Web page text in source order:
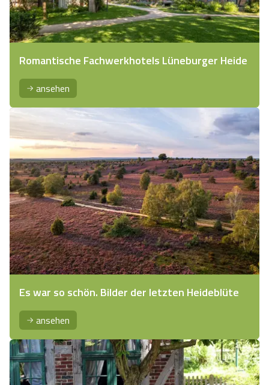
Romantische Fachwerkhotels Lüneburger Heide
ansehen
Es war so schön. Bilder der letzten Heideblüte
ansehen